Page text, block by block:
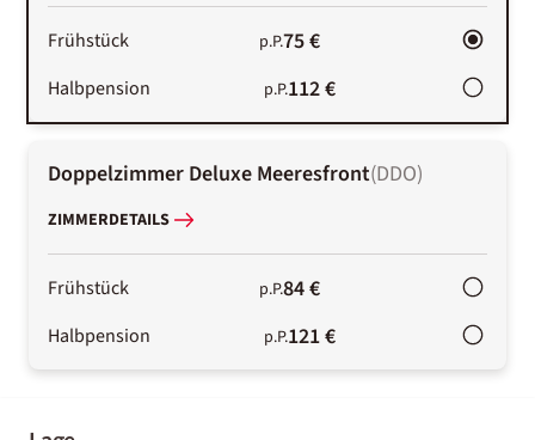
Frühstück p.P.75 €
Halbpension p.P.112 €
Doppelzimmer Deluxe Meeresfront(DDO)
ZIMMERDETAILS
Frühstück p.P.84 €
Halbpension p.P.121 €